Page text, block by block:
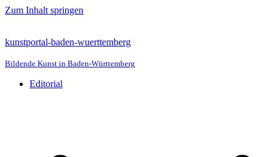
Zum Inhalt springen
kunstportal-baden-wuerttemberg
Bildende Kunst in Baden-Württemberg
Editorial